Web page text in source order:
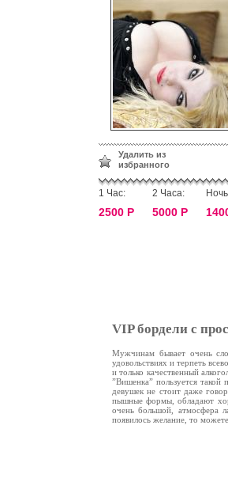
Удалить из
избранного
1 Час:
2500 Р
2 Часа:
5000 Р
VIP бордели с
Мужчинам бывает очень
удовольствиях и терпеть
и только качественный
”Вишенка” пользуется
девушек не стоит даже
пышные формы, обладают
очень большой, атмосфера
появилось желание, то